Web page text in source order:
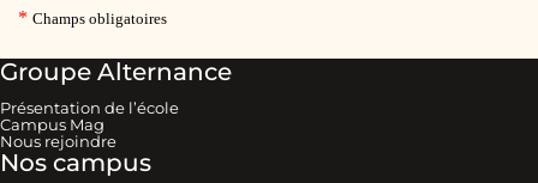
Groupe Alternance
Présentation de l’école
Campus Mag
Nous rejoindre
Nos campus